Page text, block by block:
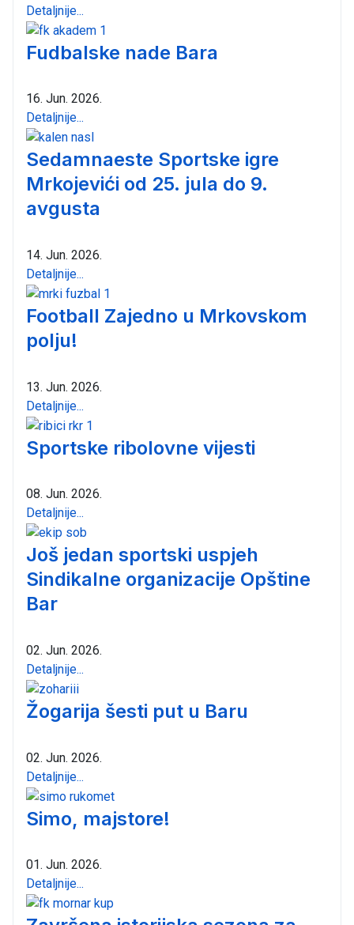
Detaljnije...
Fudbalske nade Bara
16. Jun. 2026.
Detaljnije...
Sedamnaeste Sportske igre
Mrkojevići od 25. jula do 9.
avgusta
14. Jun. 2026.
Detaljnije...
Football Zajedno u Mrkovskom
polju!
13. Jun. 2026.
Detaljnije...
Sportske ribolovne vijesti
08. Jun. 2026.
Detaljnije...
Još jedan sportski uspjeh
Sindikalne organizacije Opštine
Bar
02. Jun. 2026.
Detaljnije...
Žogarija šesti put u Baru
02. Jun. 2026.
Detaljnije...
Simo, majstore!
01. Jun. 2026.
Detaljnije...